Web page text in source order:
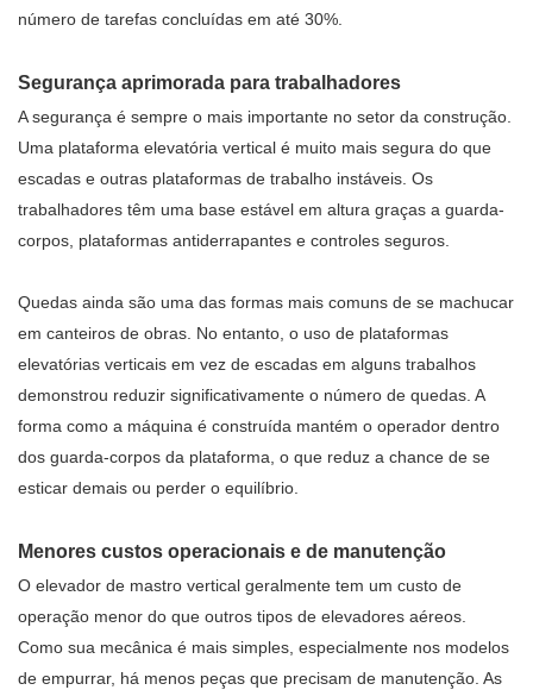
número de tarefas concluídas em até 30%.
Segurança aprimorada para trabalhadores
A segurança é sempre o mais importante no setor da construção.
Uma plataforma elevatória vertical é muito mais segura do que
escadas e outras plataformas de trabalho instáveis. Os
trabalhadores têm uma base estável em altura graças a guarda-
corpos, plataformas antiderrapantes e controles seguros.
Quedas ainda são uma das formas mais comuns de se machucar
em canteiros de obras. No entanto, o uso de plataformas
elevatórias verticais em vez de escadas em alguns trabalhos
demonstrou reduzir significativamente o número de quedas. A
forma como a máquina é construída mantém o operador dentro
dos guarda-corpos da plataforma, o que reduz a chance de se
esticar demais ou perder o equilíbrio.
Menores custos operacionais e de manutenção
O elevador de mastro vertical geralmente tem um custo de
operação menor do que outros tipos de elevadores aéreos.
Como sua mecânica é mais simples, especialmente nos modelos
de empurrar, há menos peças que precisam de manutenção. As